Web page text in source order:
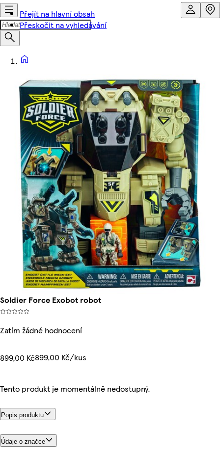
Přejít na hlavní obsah
Přeskočit na vyhledávání
Soldier Force Exobot robot
Zatím žádné hodnocení
899,00 Kč899,00 Kč/kus
Tento produkt je momentálně nedostupný.
Popis produktu
Údaje o značce